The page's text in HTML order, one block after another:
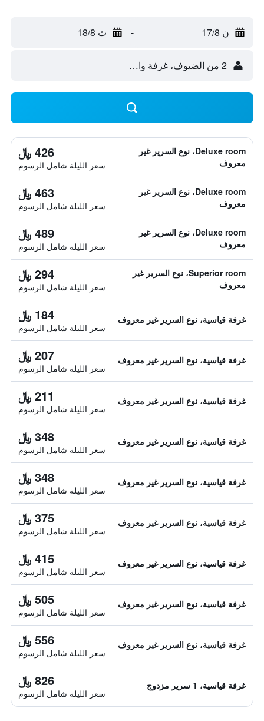
ن 17/8 - ث 18/8
2 من الضيوف، غرفة واحدة
Deluxe room، نوع السرير غير
معروف
426 ﷼
سعر الليلة شامل الرسوم
Deluxe room، نوع السرير غير
معروف
463 ﷼
سعر الليلة شامل الرسوم
Deluxe room، نوع السرير غير
معروف
489 ﷼
سعر الليلة شامل الرسوم
Superior room، نوع السرير غير
معروف
294 ﷼
سعر الليلة شامل الرسوم
غرفة قياسية، نوع السرير غير معروف 184 ﷼
سعر الليلة شامل الرسوم
غرفة قياسية، نوع السرير غير معروف 207 ﷼
سعر الليلة شامل الرسوم
غرفة قياسية، نوع السرير غير معروف 211 ﷼
سعر الليلة شامل الرسوم
غرفة قياسية، نوع السرير غير معروف 348 ﷼
سعر الليلة شامل الرسوم
غرفة قياسية، نوع السرير غير معروف 348 ﷼
سعر الليلة شامل الرسوم
غرفة قياسية، نوع السرير غير معروف 375 ﷼
سعر الليلة شامل الرسوم
غرفة قياسية، نوع السرير غير معروف 415 ﷼
سعر الليلة شامل الرسوم
غرفة قياسية، نوع السرير غير معروف 505 ﷼
سعر الليلة شامل الرسوم
غرفة قياسية، نوع السرير غير معروف 556 ﷼
سعر الليلة شامل الرسوم
غرفة قياسية، 1 سرير مزدوج 826 ﷼
سعر الليلة شامل الرسوم